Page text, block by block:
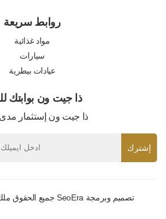
روابط سريعة
مواد غذائية
سيارات
عيادات بيطرية
ذا جيت ون بوابتك
ذا جيت ون إستثمار مدى
إشترك
جميع الحقوق ملك ذا جيت ون © 2026SeoEra تصميم وبرمجة